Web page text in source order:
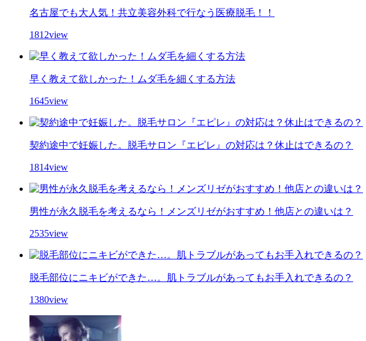
名古屋でも大人気！共立美容外科で行なう医療脱毛！！
1812view
早く教えて欲しかった！ムダ毛を細くする方法
1645view
契約途中で妊娠した。脱毛サロン『エピレ』の対応は？休止はできるの？
1814view
男性が永久脱毛を考えるなら！メンズリゼがおすすめ！他店との違いは？
2535view
脱毛部位にニキビができた…。肌トラブルがあってもお手入れできるの？
1380view